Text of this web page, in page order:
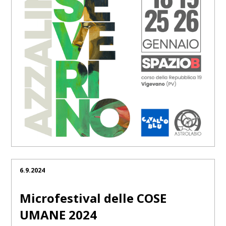
6.9.2024
Microfestival delle COSE
UMANE 2024